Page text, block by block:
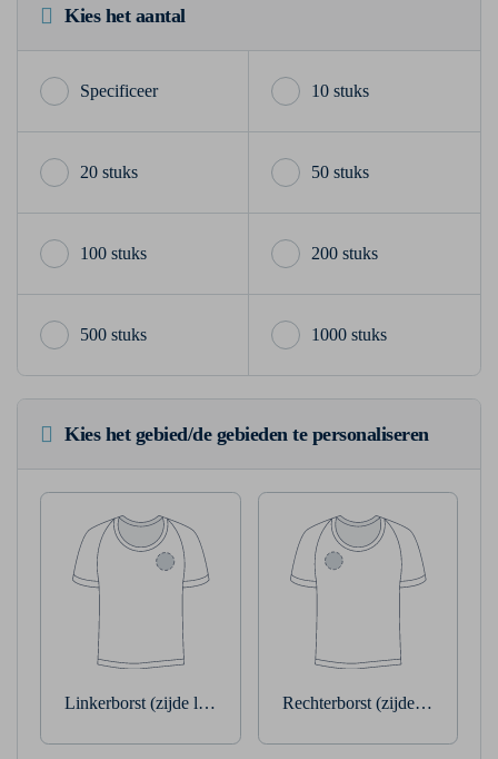
Kies het aantal
10 stuks
20 stuks 50 stuks
100 stuks 200 stuks
500 stuks 1000 stuks
Kies het gebied/de gebieden te personaliseren
Linkerborst (zijde linkerarm) Rechterborst (zijde